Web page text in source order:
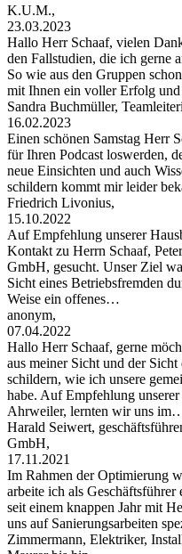
K.U.M.,
23.03.2023
Hallo Herr Schaaf, vielen
den Fallstudien, die ich gerne
So wie aus den Gruppen
mit Ihnen ein voller Erfolg
Sandra Buchmüller,
16.02.2023
Einen schönen Samstag Herr
für Ihren Podcast loswerden,
neue Einsichten und auch
schildern kommt mir leider
Friedrich Livonius,
15.10.2022
Auf Empfehlung unserer
Kontakt zu Herrn Schaaf,
GmbH, gesucht. Unser Ziel
Sicht eines Betriebsfremden
Weise ein offenes…
anonym,
07.04.2022
Hallo Herr Schaaf, gerne
aus meiner Sicht und der
schildern, wie ich unsere
habe. Auf Empfehlung
Ahrweiler, lernten wir uns
Harald Seiwert,
GmbH,
17.11.2021
Im Rahmen der Optimierung
arbeite ich als Geschäftsführer
seit einem knappen Jahr mit
uns auf Sanierungsarbeiten
Zimmermann, Elektriker,